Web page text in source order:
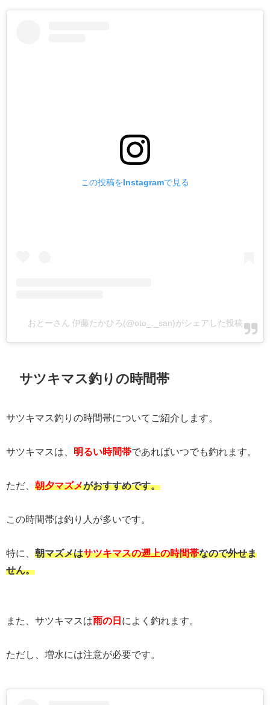
この投稿をInstagramで見る
おとーさん 伊藤たかひろ(@oto_._san)がシェアした投稿
サツキマス釣りの時間帯
サツキマス釣りの時間帯についてご紹介します。
サツキマスは、 明るい時間帯であればいつでも釣れます。
ただ、 朝夕マズメがおすすめです。
この時間帯は釣り人が多いです。
特に、 朝マズメはサツキマスの遡上の時間帯なので外せま
せん。
また、サツキマスは雨の日 によく釣れます。
ただし、増水には注意が必要です。